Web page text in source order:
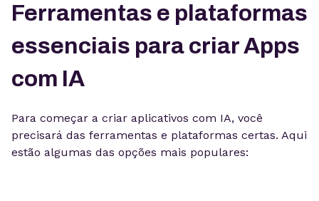
Ferramentas e plataformas
essenciais para criar Apps
com IA
Para começar a criar aplicativos com IA, você
precisará das ferramentas e plataformas certas. Aqui
estão algumas das opções mais populares: